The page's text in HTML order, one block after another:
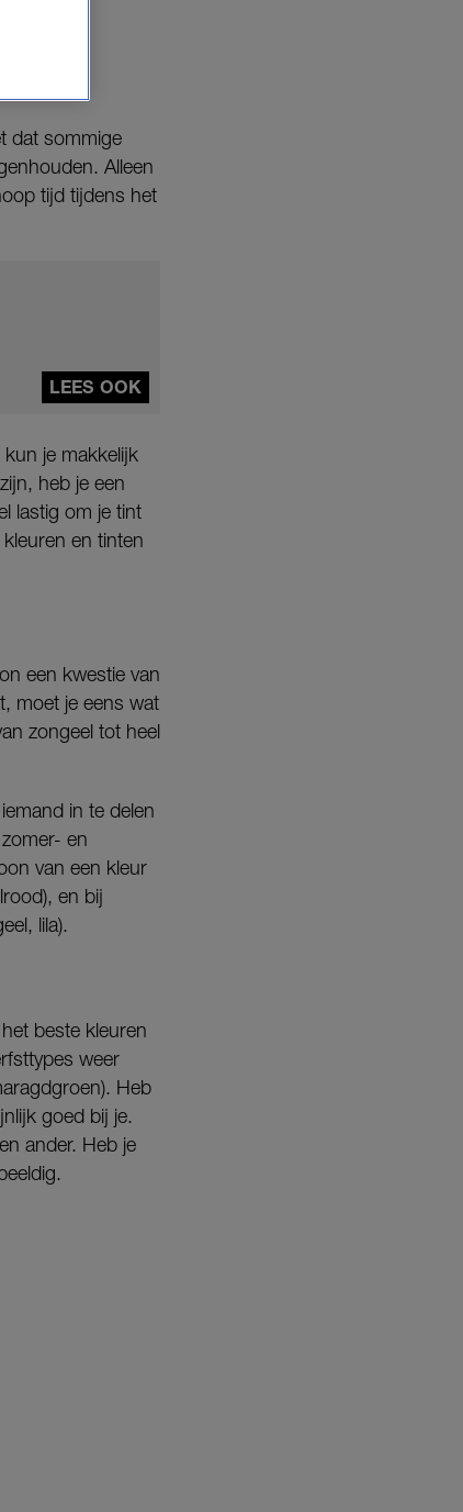
dat sommige
Alleen
tijd tijdens het
LEES OOK
je makkelijk
heb je een
lastig om je tint
en tinten
een kwestie van
moet je eens wat
zongeel tot heel
in te delen
en
van een kleur
en bij
lila).
beste kleuren
weer
Heb
goed bij je.
ander. Heb je